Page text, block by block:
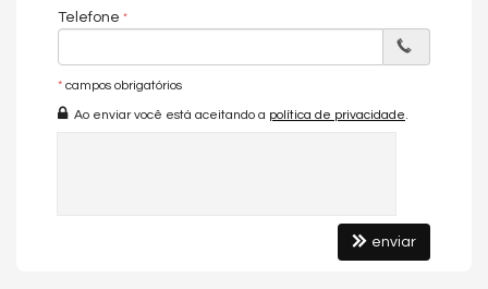
Sala de Jantar
Vista Panorâmica
Características do Empreendimento
Telefone
* campos obrigatórios
Ao enviar você está aceitando a política de privacidade
enviar